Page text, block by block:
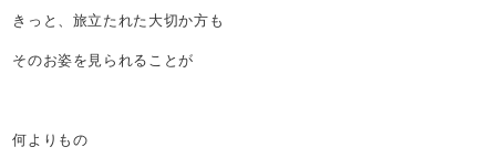
きっと、旅立たれた大切か方も
そのお姿を見られることが
何よりもの